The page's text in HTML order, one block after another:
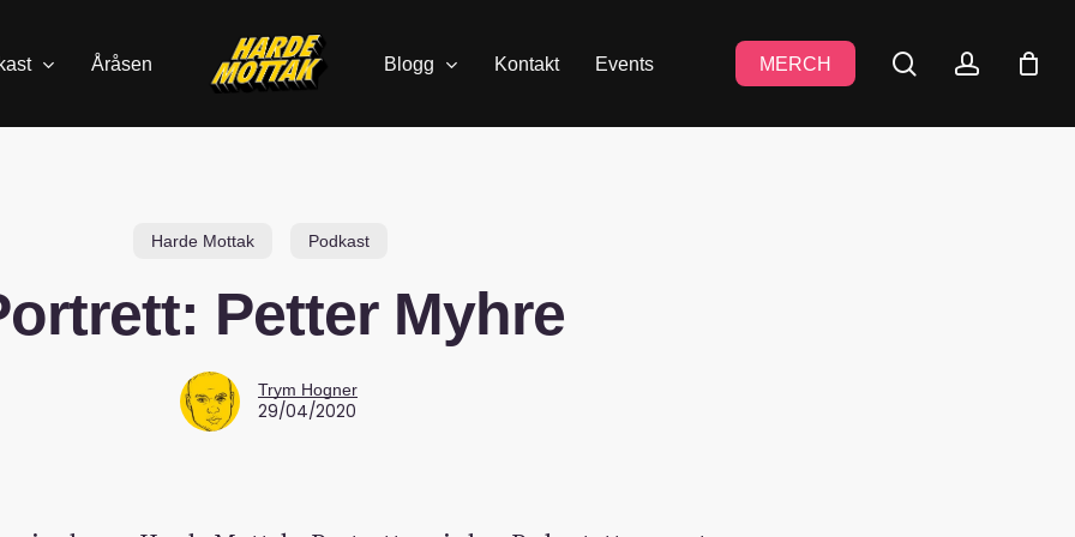
Åråsen Blogg Kontakt Events MERCH search
Harde Mottak Podkast
Petter Myhre
Trym Hogner
29/04/2020